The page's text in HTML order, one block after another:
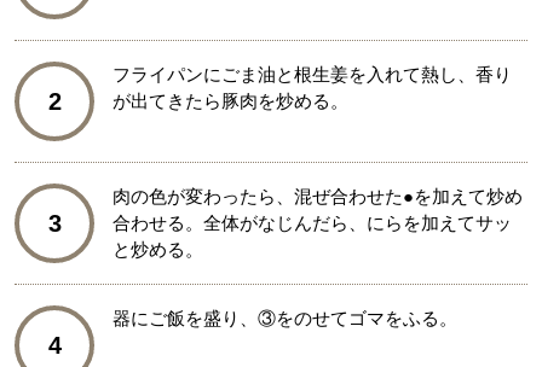
2
フライパンにごま油と根生姜を入れて熱し、香り
が出てきたら豚肉を炒める。
3
肉の色が変わったら、混ぜ合わせた●を加えて炒め
合わせる。全体がなじんだら、にらを加えてサッ
と炒める。
4
器にご飯を盛り、③をのせてゴマをふる。